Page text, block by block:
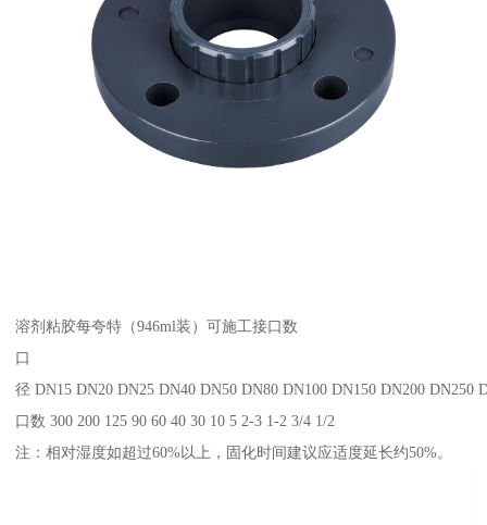
溶剂粘胶每夸特（946ml装）可施工接口数
口
径 DN15 DN20 DN25 DN40 DN50 DN80 DN100 DN150 DN200 DN250
口数 300 200 125 90 60 40 30 10 5 2-3 1-2 3/4 1/2
注：相对湿度如超过60%以上，固化时间建议应适度延长约50%。